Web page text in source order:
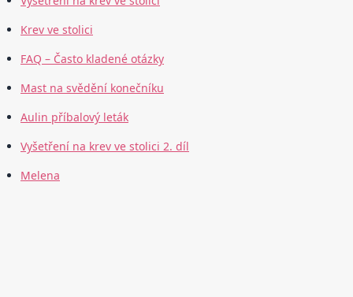
Krev ve stolici
FAQ – Často kladené otázky
Mast na svědění konečníku
Aulin příbalový leták
Vyšetření na krev ve stolici 2. díl
Melena